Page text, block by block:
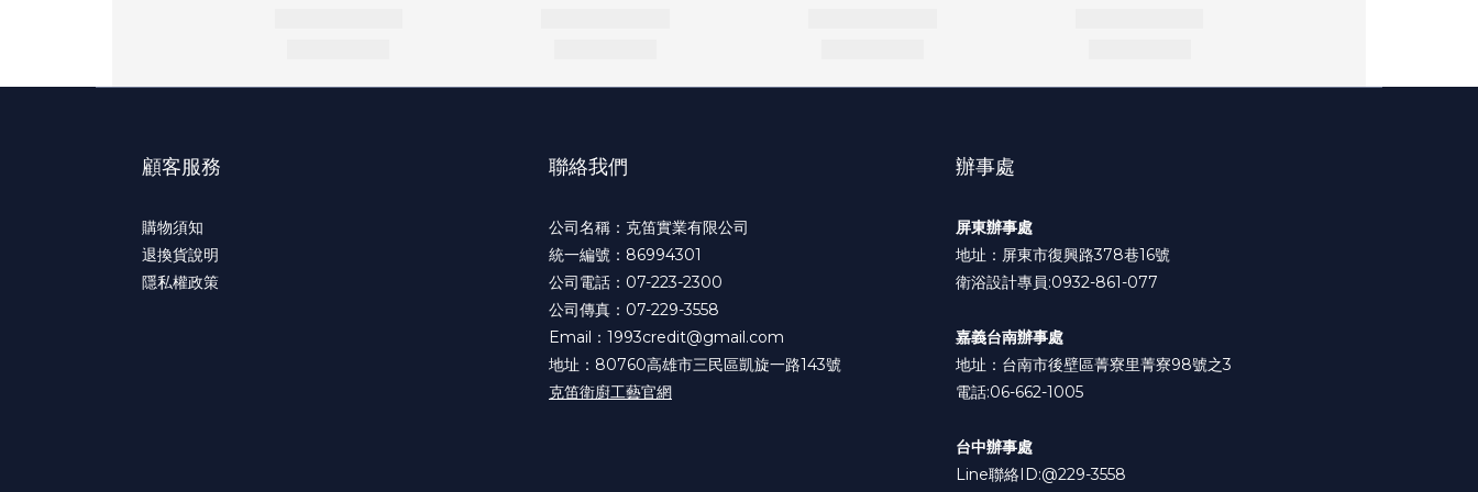
顧客服務
購物須知
退換貨說明
隱私權政策
聯絡我們
公司名稱：克笛實業有限公司
統一編號：86994301
公司電話：07-223-2300
公司傳真：07-229-3558
Email：1993credit@gmail.com
地址：80760高雄市三民區凱旋一路143號
克笛衛廚工藝官網
辦事處
屏東辦事處
地址：屏東市復興路378巷16號
衛浴設計專員:0932-861-077
嘉義台南辦事處
地址：台南市後壁區菁寮里菁寮98號之3
電話:06-662-1005
台中辦事處
Line聯絡ID:@229-3558